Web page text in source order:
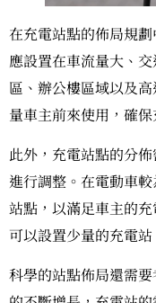
在充電站點的佈局規
應設置在車流量大、
區、辦公樓區域以及
量車主前來使用，確
此外，充電站點的分
進行調整。在電動車
站點，以滿足車主的
可以設置少量的充電站
科學的站點佈局還需